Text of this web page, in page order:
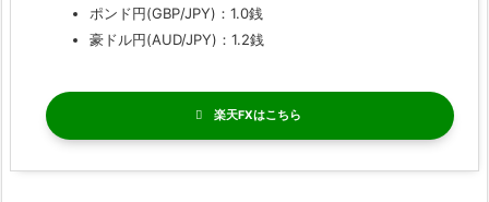
ポンド円(GBP/JPY)：1.0銭
豪ドル円(AUD/JPY)：1.2銭
楽天FX